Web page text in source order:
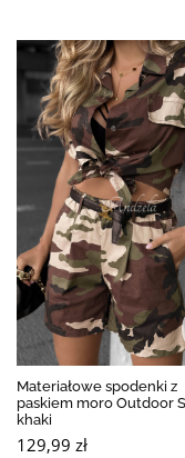
Materiałowe spodenki z
paskiem moro Outdoor
khaki
129,99 zł